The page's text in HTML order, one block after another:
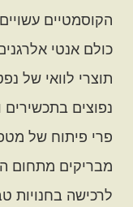
הקוסמטיים
כולם אנטי
נפוצים בתכשירים
פרי פיתוח של
מבריקים מתחום
לרכישה בחנויות